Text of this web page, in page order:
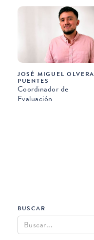
JOSÉ MIGUEL OLVERA
PUENTES
Coordinador de
Evaluación
BUSCAR